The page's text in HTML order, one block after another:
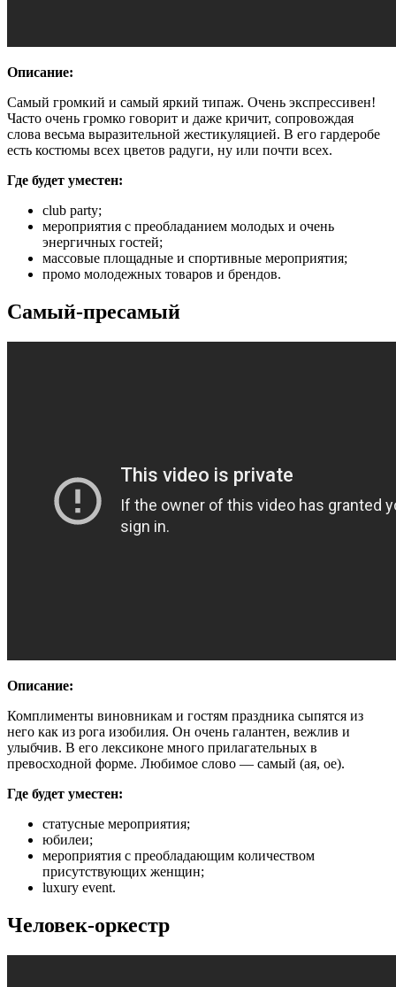
Описание:
Самый громкий и самый яркий типаж. Очень экспрессивен!
Часто очень громко говорит и даже кричит, сопровождая
слова весьма выразительной жестикуляцией. В его гардеробе
есть костюмы всех цветов радуги, ну или почти всех.
Где будет уместен:
club party;
мероприятия с преобладанием молодых и очень
энергичных гостей;
массовые площадные и спортивные мероприятия;
промо молодежных товаров и брендов.
Самый-пресамый
Описание:
Комплименты виновникам и гостям праздника сыпятся из
него как из рога изобилия. Он очень галантен, вежлив и
улыбчив. В его лексиконе много прилагательных в
превосходной форме. Любимое слово — самый (ая, ое).
Где будет уместен:
статусные мероприятия;
юбилеи;
мероприятия с преобладающим количеством
присутствующих женщин;
luxury event.
Человек-оркестр